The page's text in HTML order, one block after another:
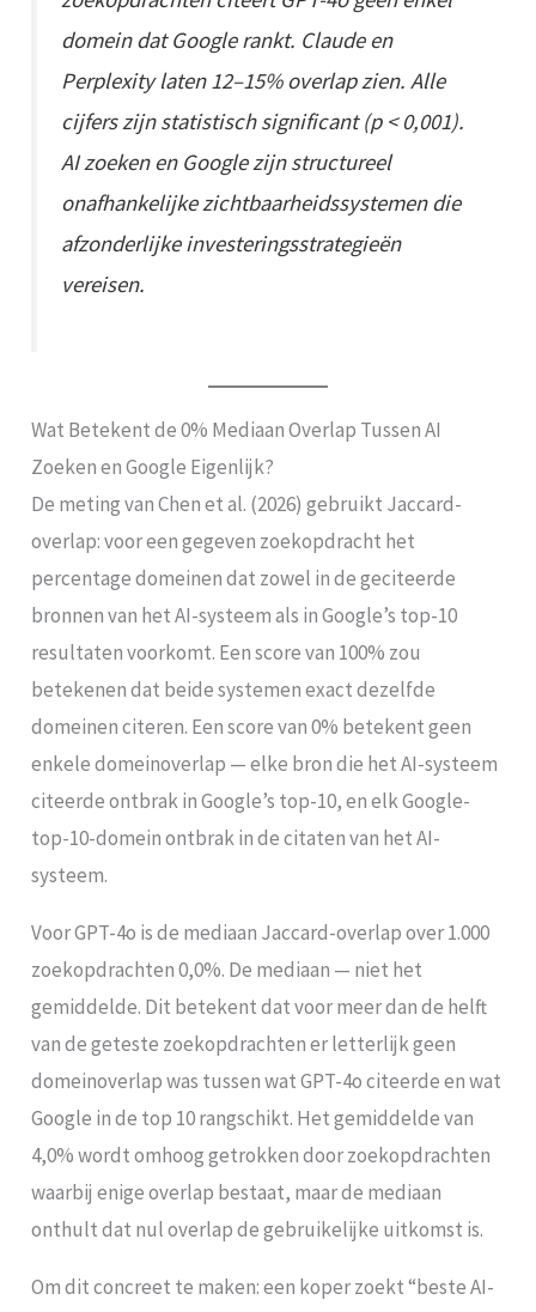
domein dat Google rankt. Claude en
Perplexity laten 12–15% overlap zien. Alle
cijfers zijn statistisch significant (p < 0,001).
AI zoeken en Google zijn structureel
onafhankelijke zichtbaarheidssystemen die
afzonderlijke investeringsstrategieën
vereisen.
Wat Betekent de 0% Mediaan Overlap Tussen AI
Zoeken en Google Eigenlijk?
De meting van Chen et al. (2026) gebruikt Jaccard-
overlap: voor een gegeven zoekopdracht het
percentage domeinen dat zowel in de geciteerde
bronnen van het AI-systeem als in Google’s top-10
resultaten voorkomt. Een score van 100% zou
betekenen dat beide systemen exact dezelfde
domeinen citeren. Een score van 0% betekent geen
enkele domeinoverlap — elke bron die het AI-systeem
citeerde ontbrak in Google’s top-10, en elk Google-
top-10-domein ontbrak in de citaten van het AI-
systeem.
Voor GPT-4o is de mediaan Jaccard-overlap over 1.000
zoekopdrachten 0,0%. De mediaan — niet het
gemiddelde. Dit betekent dat voor meer dan de helft
van de geteste zoekopdrachten er letterlijk geen
domeinoverlap was tussen wat GPT-4o citeerde en wat
Google in de top 10 rangschikt. Het gemiddelde van
4,0% wordt omhoog getrokken door zoekopdrachten
waarbij enige overlap bestaat, maar de mediaan
onthult dat nul overlap de gebruikelijke uitkomst is.
Om dit concreet te maken: een koper zoekt “beste AI-